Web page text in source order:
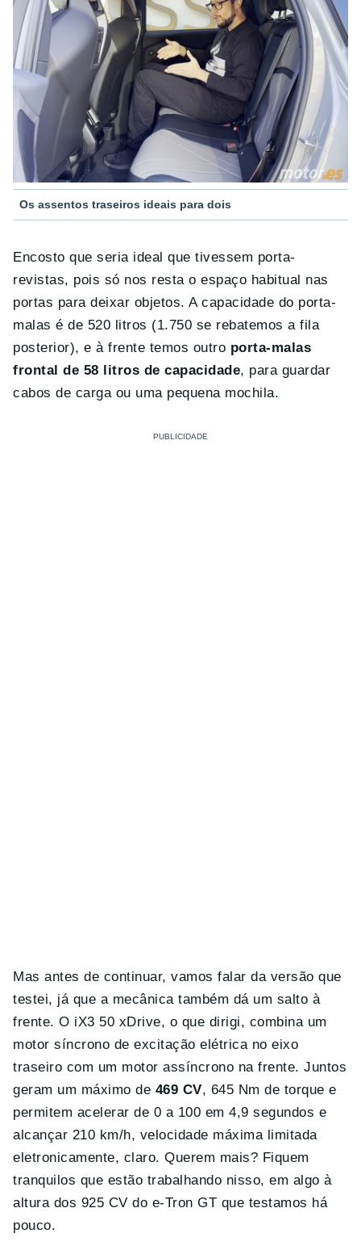
Os assentos traseiros ideais para dois
Encosto que seria ideal que tivessem porta-
revistas, pois só nos resta o espaço habitual nas
portas para deixar objetos. A capacidade do porta-
malas é de 520 litros (1.750 se rebatemos a fila
posterior), e à frente temos outro porta-malas
frontal de 58 litros de capacidade, para guardar
cabos de carga ou uma pequena mochila.
Mas antes de continuar, vamos falar da versão que
testei, já que a mecânica também dá um salto à
frente. O iX3 50 xDrive, o que dirigi, combina um
motor síncrono de excitação elétrica no eixo
traseiro com um motor assíncrono na frente. Juntos
geram um máximo de 469 CV, 645 Nm de torque e
permitem acelerar de 0 a 100 em 4,9 segundos e
alcançar 210 km/h, velocidade máxima limitada
eletronicamente, claro. Querem mais? Fiquem
tranquilos que estão trabalhando nisso, em algo à
altura dos 925 CV do e-Tron GT que testamos há
pouco.